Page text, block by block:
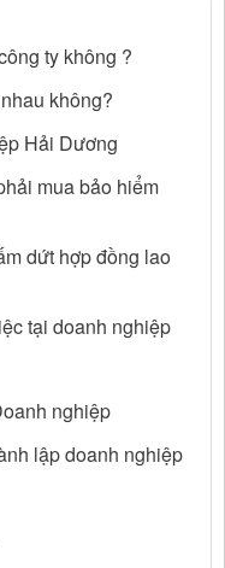
ty không ?
không?
Hải Dương
mua bảo hiểm
dứt hợp đồng lao
tại doanh nghiệp
nghiệp
lập doanh nghiệp